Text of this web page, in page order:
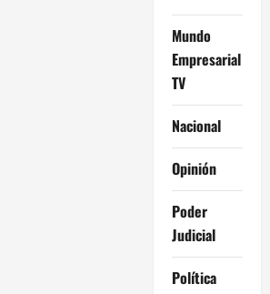
Mundo
Empresarial
TV
Nacional
Opinión
Poder
Judicial
Política